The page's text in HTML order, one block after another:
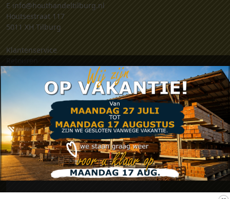
E info@houthandeltilburg.nl
Houtsestraat 117
5011 XH Tilburg
Klantenservice
Klachten
Algemene voorwaarden
Privacy verklaring
Zakelijk account aanvragen
.